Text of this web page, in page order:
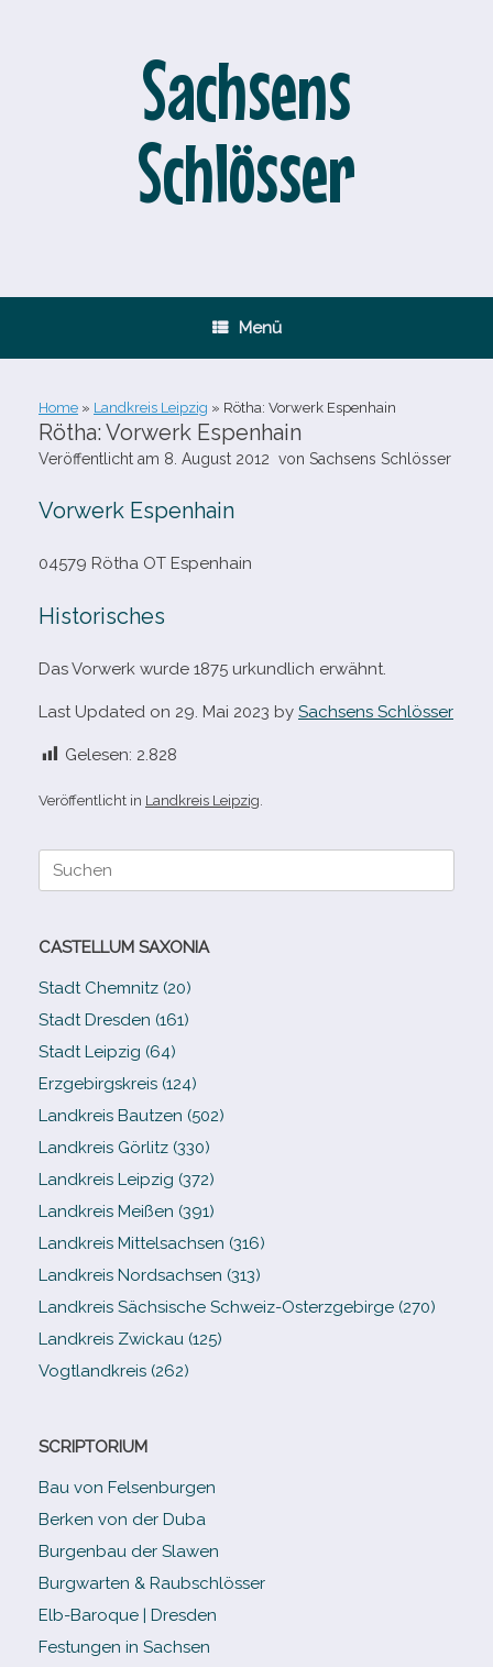
Sachsens
Schlösser
Menü
Home » Landkreis Leipzig » Rötha: Vorwerk Espenhain
Rötha: Vorwerk Espenhain
Veröffentlicht am 8. August 2012 von Sachsens Schlösser
Vorwerk Espenhain
04579 Rötha OT Espenhain
Historisches
Das Vorwerk wurde 1875 urkund­lich erwähnt.
Last Updated on 29. Mai 2023 by Sachsens Schlösser
Gelesen: 2.828
Veröffentlicht in Landkreis Leipzig
Suche
CASTELLUM SAXONIA
Stadt Chemnitz (20)
Stadt Dresden (161)
Stadt Leipzig (64)
Erzgebirgskreis (124)
Landkreis Bautzen (502)
Landkreis Görlitz (330)
Landkreis Leipzig (372)
Landkreis Meißen (391)
Landkreis Mittelsachsen (316)
Landkreis Nordsachsen (313)
Landkreis Sächsische Schweiz-​Osterzgebirge (270)
Landkreis Zwickau (125)
Vogtlandkreis (262)
SCRIPTORIUM
Bau von Felsenburgen
Berken von der Duba
Burgenbau der Slawen
Burgwarten & Raubschlösser
Elb-​Baroque | Dresden
Festungen in Sachsen